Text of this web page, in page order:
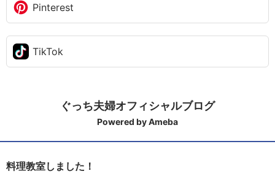
Pinterest
TikTok
ぐっち夫婦オフィシャルブログ
Powered by Ameba
料理教室しました！